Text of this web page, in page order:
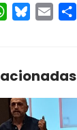
WhatsApp
Bluesky
Email